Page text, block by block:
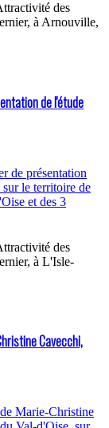
des
à Arnouville,
de l'étude
des
à L'Isle-
Cavecchi,